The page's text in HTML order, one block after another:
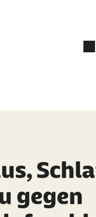
gegen